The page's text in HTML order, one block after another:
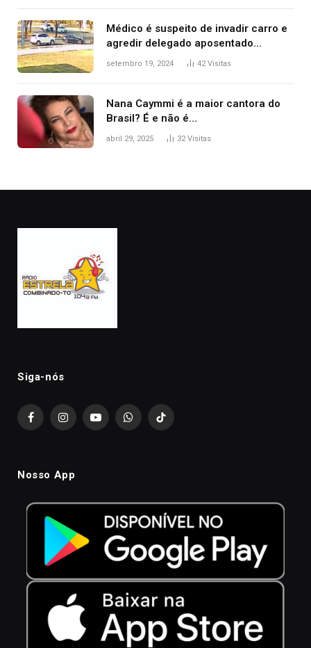
Médico é suspeito de invadir carro e
agredir delegado aposentado
durante confusão no trânsito
setembro 19, 2024 42Visitas
Nana Caymmi é a maior cantora do
Brasil? É e não é…
abril 29, 2025 32Visitas
Siga-nós
FacebookInstagramYouTubeWhatsAppTikTok
Nosso App